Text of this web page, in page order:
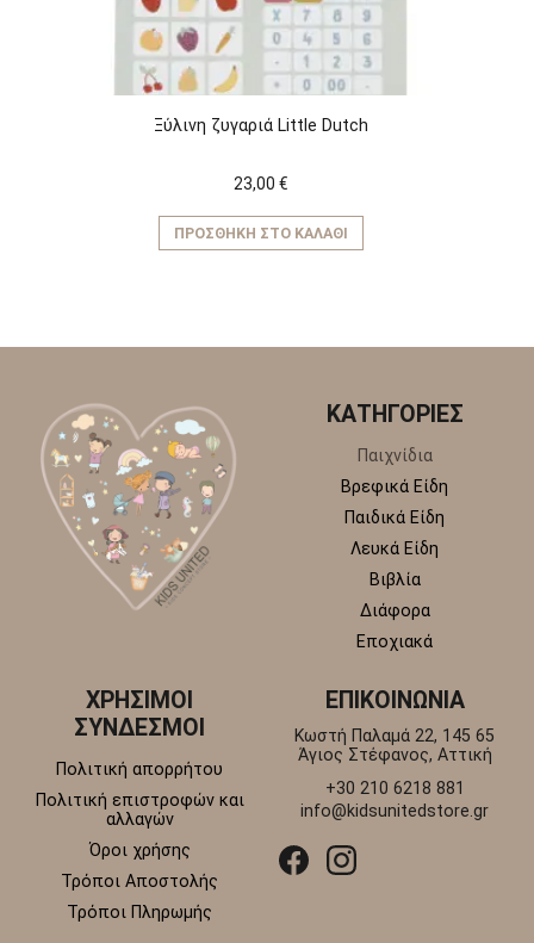
Ξύλινη ζυγαριά Little Dutch
23,00 €
ΠΡΟΣΘΉΚΗ ΣΤΟ ΚΑΛΆΘΙ
ΚΑΤΗΓΟΡΙΕΣ
Παιχνίδια
Βρεφικά Είδη
Παιδικά Είδη
Λευκά Είδη
Βιβλία
Διάφορα
Εποχιακά
ΧΡΗΣΙΜΟΙ
ΣΥΝΔΕΣΜΟΙ
Πολιτική απορρήτου
Πολιτική επιστροφών και
αλλαγών
Όροι χρήσης
Τρόποι Αποστολής
Τρόποι Πληρωμής
ΕΠΙΚΟΙΝΩΝΙΑ
Κωστή Παλαμά 22, 145 65
Άγιος Στέφανος, Αττική
+30 210 6218 881
info@kidsunitedstore.gr